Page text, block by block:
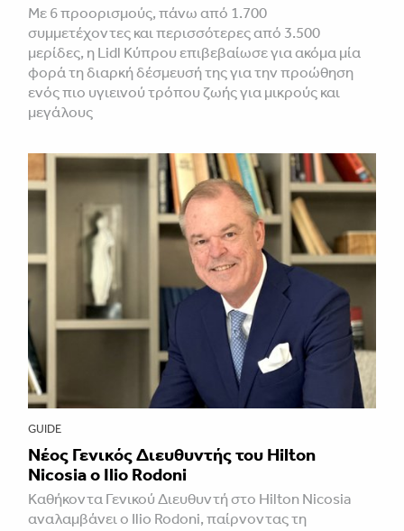
Με 6 προορισμούς, πάνω από 1.700
συμμετέχοντες και περισσότερες από 3.500
μερίδες, η Lidl Κύπρου επιβεβαίωσε για ακόμα μία
φορά τη διαρκή δέσμευσή της για την προώθηση
ενός πιο υγιεινού τρόπου ζωής για μικρούς και
μεγάλους
GUIDE
Νέος Γενικός Διευθυντής του Hilton
Nicosia ο Ilio Rodoni
Καθήκοντα Γενικού Διευθυντή στο Hilton Nicosia
αναλαμβάνει ο Ilio Rodoni, παίρνοντας τη